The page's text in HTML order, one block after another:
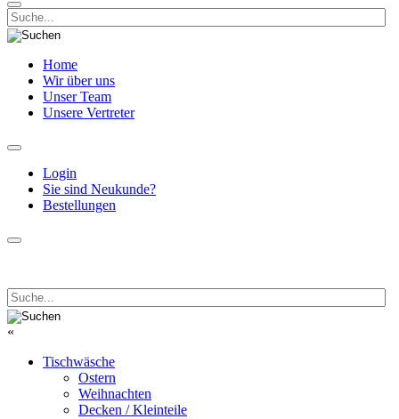
Home
Wir über uns
Unser Team
Unsere Vertreter
Login
Sie sind Neukunde?
Bestellungen
«
Tischwäsche
Ostern
Weihnachten
Decken / Kleinteile